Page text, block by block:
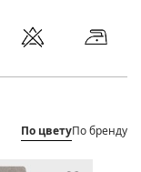
По цветуПо бренду